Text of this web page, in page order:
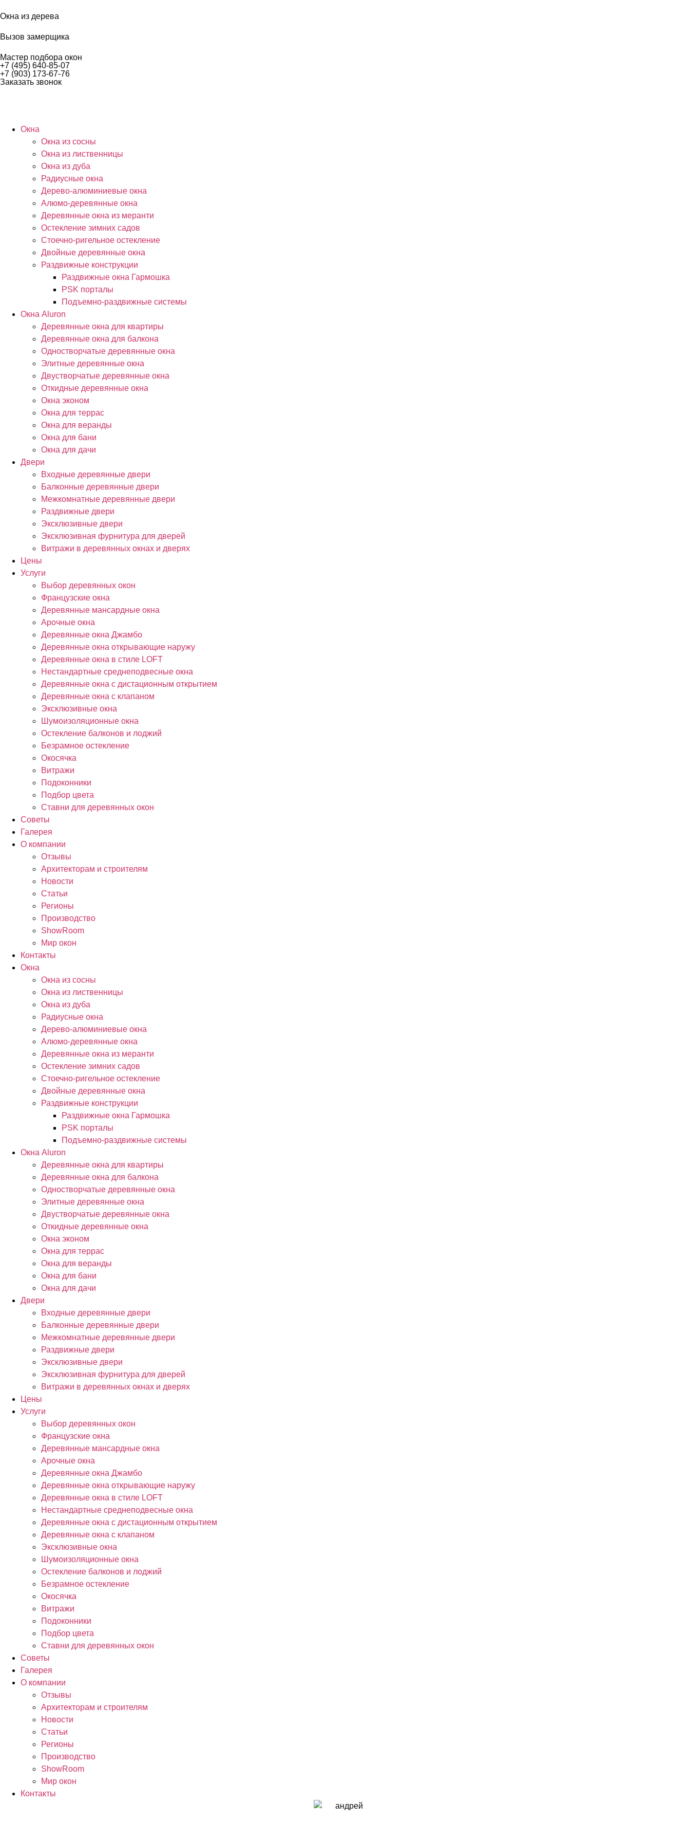
Окна из дерева
Вызов замерщика
Мастер подбора окон
+7 (495) 640-85-07
+7 (903) 173-67-76
Заказать звонок
Окна
Окна из сосны
Окна из лиственницы
Окна из дуба
Радиусные окна
Дерево-алюминиевые окна
Алюмо-деревянные окна
Деревянные окна из меранти
Остекление зимних садов
Стоечно-ригельное остекление
Двойные деревянные окна
Раздвижные конструкции
Раздвижные окна Гармошка
PSK порталы
Подъемно-раздвижные системы
Окна Aluron
Деревянные окна для квартиры
Деревянные окна для балкона
Одностворчатые деревянные окна
Элитные деревянные окна
Двустворчатые деревянные окна
Откидные деревянные окна
Окна эконом
Окна для террас
Окна для веранды
Окна для бани
Окна для дачи
Двери
Входные деревянные двери
Балконные деревянные двери
Межкомнатные деревянные двери
Раздвижные двери
Эксклюзивные двери
Эксклюзивная фурнитура для дверей
Витражи в деревянных окнах и дверях
Цены
Услуги
Выбор деревянных окон
Французские окна
Деревянные мансардные окна
Арочные окна
Деревянные окна Джамбо
Деревянные окна открывающие наружу
Деревянные окна в стиле LOFT
Нестандартные среднеподвесные окна
Деревянные окна с дистационным открытием
Деревянные окна с клапаном
Эксклюзивные окна
Шумоизоляционные окна
Остекление балконов и лоджий
Безрамное остекление
Окосячка
Витражи
Подоконники
Подбор цвета
Ставни для деревянных окон
Советы
Галерея
О компании
Отзывы
Архитекторам и строителям
Новости
Статьи
Регионы
Производство
ShowRoom
Мир окон
Контакты
Окна
Окна из сосны
Окна из лиственницы
Окна из дуба
Радиусные окна
Дерево-алюминиевые окна
Алюмо-деревянные окна
Деревянные окна из меранти
Остекление зимних садов
Стоечно-ригельное остекление
Двойные деревянные окна
Раздвижные конструкции
Раздвижные окна Гармошка
PSK порталы
Подъемно-раздвижные системы
Окна Aluron
Деревянные окна для квартиры
Деревянные окна для балкона
Одностворчатые деревянные окна
Элитные деревянные окна
Двустворчатые деревянные окна
Откидные деревянные окна
Окна эконом
Окна для террас
Окна для веранды
Окна для бани
Окна для дачи
Двери
Входные деревянные двери
Балконные деревянные двери
Межкомнатные деревянные двери
Раздвижные двери
Эксклюзивные двери
Эксклюзивная фурнитура для дверей
Витражи в деревянных окнах и дверях
Цены
Услуги
Выбор деревянных окон
Французские окна
Деревянные мансардные окна
Арочные окна
Деревянные окна Джамбо
Деревянные окна открывающие наружу
Деревянные окна в стиле LOFT
Нестандартные среднеподвесные окна
Деревянные окна с дистационным открытием
Деревянные окна с клапаном
Эксклюзивные окна
Шумоизоляционные окна
Остекление балконов и лоджий
Безрамное остекление
Окосячка
Витражи
Подоконники
Подбор цвета
Ставни для деревянных окон
Советы
Галерея
О компании
Отзывы
Архитекторам и строителям
Новости
Статьи
Регионы
Производство
ShowRoom
Мир окон
Контакты